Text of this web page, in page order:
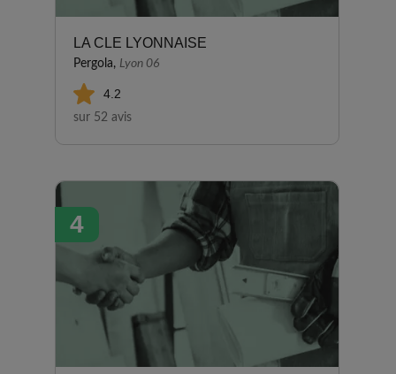
LA CLE LYONNAISE
Pergola, Lyon 06
4.2
sur 52 avis
4